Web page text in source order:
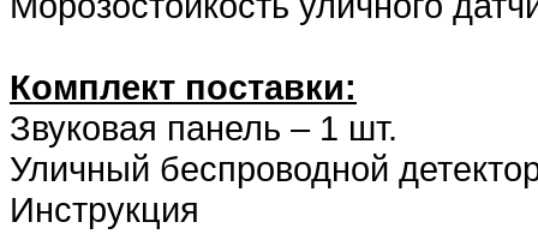
Комплект поставки:
Звуковая панель – 1 шт.
Уличный беспроводной
Инструкция